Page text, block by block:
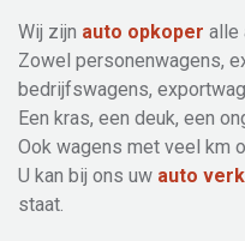
Wij zijn auto opkoper alle
Zowel personenwagens,
bedrijfswagens,
Een kras, een deuk, een
Ook wagens met veel km
U kan bij ons uw auto
staat.